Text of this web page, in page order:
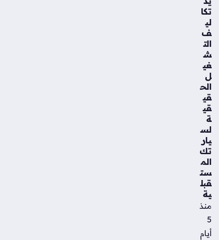
تكا
لي
ف
الت
ش
غي
ل
الح
قي
قي
ة
لس
يار
تك
الم
ست
قبل
ية
منذ
5
أيام